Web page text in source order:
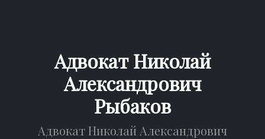
Адвокат Николай
Александрович
Рыбаков
Адвокат Николай Александрович